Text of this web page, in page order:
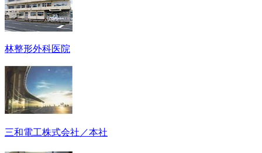
林整形外科医院
三和電工株式会社／本社